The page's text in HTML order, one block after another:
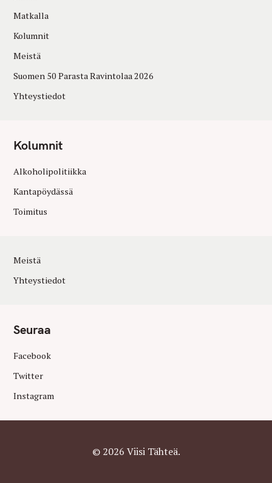
Matkalla
Kolumnit
Meistä
Suomen 50 Parasta Ravintolaa 2026
Yhteystiedot
Kolumnit
Alkoholipolitiikka
Kantapöydässä
Toimitus
Meistä
Yhteystiedot
Seuraa
Facebook
Twitter
Instagram
© 2026 Viisi Tähteä.